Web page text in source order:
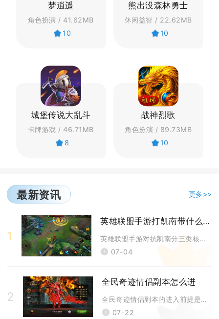
梦逍遥
角色扮演 / 41.62MB
10
熊出没森林勇士
休闲益智 / 22.62MB
10
城堡传说大乱斗
卡牌游戏 / 46.71MB
8
战神烈歌
角色扮演 / 89.73MB
10
最新资讯 更多>>
1
英雄联盟手游打凯南带什么天赋
英雄联盟手游对抗凯南分三类核心天赋，近战战士首选不灭之握+骸骨镀层，刺
07-04
2
全民奇迹情侣副本怎么进
全民奇迹情侣副本的进入前提是两名角色完成游戏内结婚绑定且双方等级均达到
07-22